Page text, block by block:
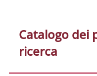
Catalogo dei
ricerca